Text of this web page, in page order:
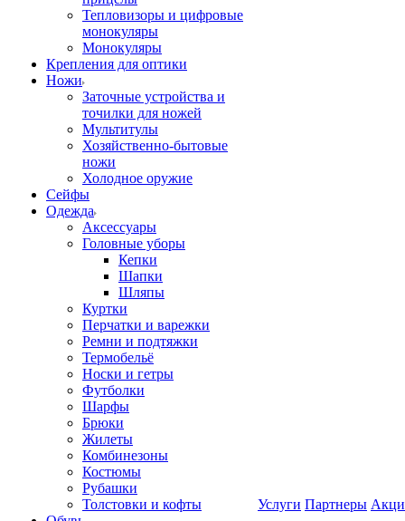
Тепловизоры и цифровые
монокуляры
Монокуляры
Крепления для оптики
Ножи
Заточные устройства и
точилки для ножей
Мультитулы
Хозяйственно-бытовые
ножи
Холодное оружие
Сейфы
Одежда
Аксессуары
Головные уборы
Кепки
Шапки
Шляпы
Куртки
Перчатки и варежки
Ремни и подтяжки
Термобельё
Носки и гетры
Футболки
Шарфы
Брюки
Жилеты
Комбинезоны
Костюмы
Рубашки
Толстовки и кофты
Услуги Партнеры